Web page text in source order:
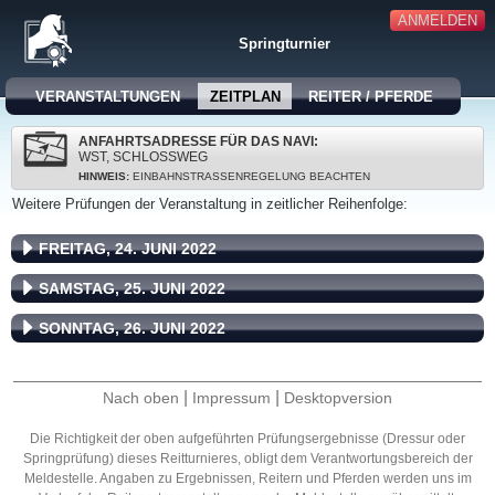
ANMELDEN
Springturnier
VERANSTALTUNGEN ZEITPLAN REITER / PFERDE
ANFAHRTSADRESSE FÜR DAS NAVI:
WST, SCHLOSSWEG
HINWEIS: EINBAHNSTRASSENREGELUNG BEACHTEN
Weitere Prüfungen der Veranstaltung in zeitlicher Reihenfolge:
FREITAG, 24. JUNI 2022
SAMSTAG, 25. JUNI 2022
SONNTAG, 26. JUNI 2022
Nach oben Impressum Desktopversion
Die Richtigkeit der oben aufgeführten Prüfungsergebnisse (Dressur oder
Springprüfung) dieses Reitturnieres, obligt dem Verantwortungsbereich der
Meldestelle. Angaben zu Ergebnissen, Reitern und Pferden werden uns im